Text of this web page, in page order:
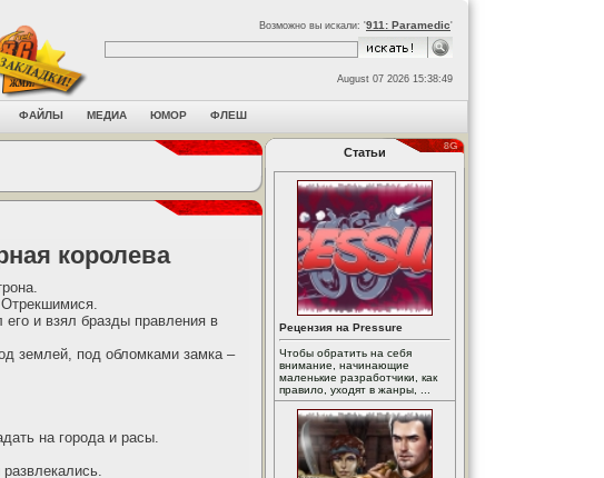
Возможно вы искали: '911: Paramedic'
August 07 2026 15:38:49
ФАЙЛЫ МЕДИА ЮМОР ФЛЕШ
королева
и взял бразды правления в
землей, под обломками замка –
на города и расы.
Статьи
Рецензия на Pressure
Чтобы обратить на себя
внимание, начинающие
маленькие разработчики, как
правило, уходят в жанры, ...